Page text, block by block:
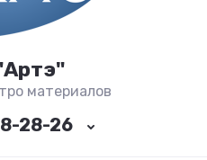
материалов
28-26